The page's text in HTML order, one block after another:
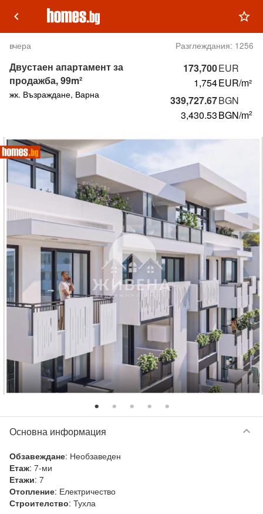
keyboard_arrow_left star_outline
вчера Разглеждания: 1256
173,700EUR
1,754EUR/m²
339,727.67BGN
3,430.53BGN/m2
Двустаен апартамент за
продажба, 99m²
жк. Възраждане, Варна
Основна информация keyboard_arrow_down
Обзавеждане: Необзаведен
Етаж: 7-ми
Етажи: 7
Отопление: Електричество
Строителство: Тухла